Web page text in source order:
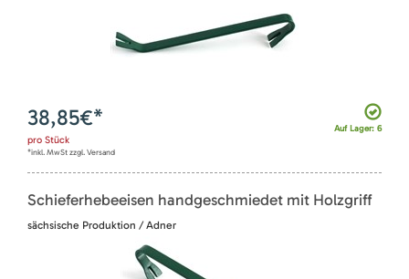
Auf Lager: 6
38,85€*
pro Stück
*inkl. MwSt zzgl. Versand
Schieferhebeeisen handgeschmiedet mit Holzgriff
sächsische Produktion / Adner